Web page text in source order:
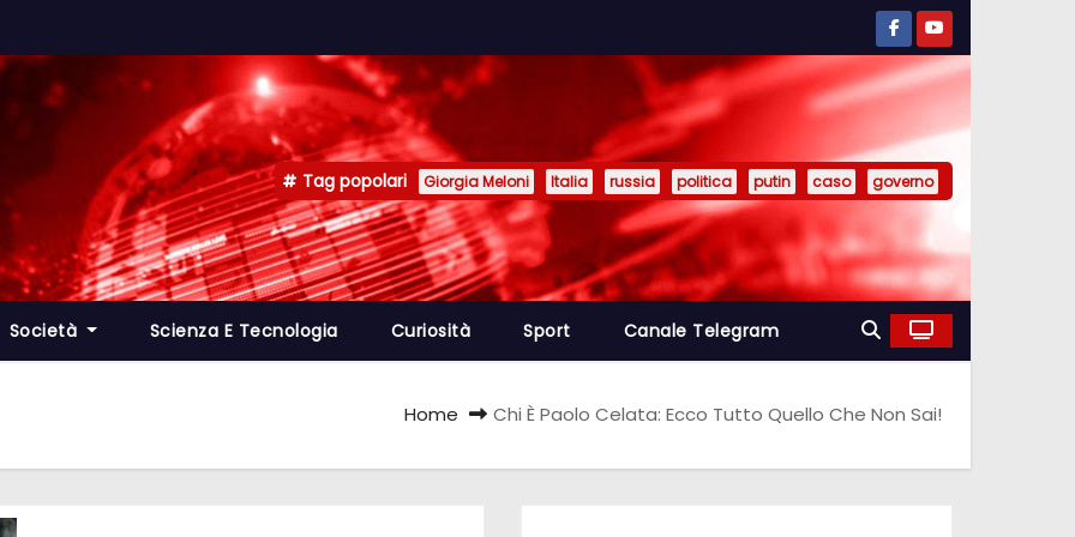
Tag popolari Giorgia Meloni Italia russia politica putin caso governo
Società Scienza E Tecnologia Curiosità Sport Canale Telegram
Home Chi È Paolo Celata: Ecco Tutto Quello Che Non Sai!